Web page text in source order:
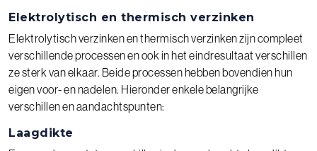
Elektrolytisch en thermisch verzinken
Elektrolytisch verzinken en thermisch verzinken zijn compleet
verschillende processen en ook in het eindresultaat verschillen
ze sterk van elkaar. Beide processen hebben bovendien hun
eigen voor- en nadelen. Hieronder enkele belangrijke
verschillen en aandachtspunten:
Laagdikte